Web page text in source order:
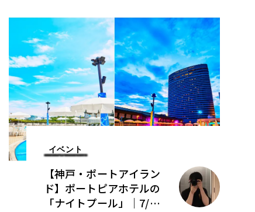
イベント
【神戸・ポートアイラン
ド】ポートピアホテルの
「ナイトプール」｜7/1